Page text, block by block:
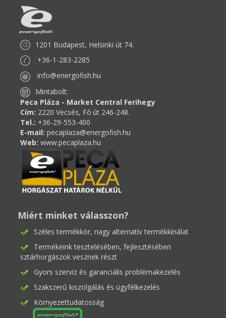
1201 Budapest, Helsinki út 74.
+36-1-283-2285
info@energofish.hu
Mintabolt:
Peca Pláza - Market Central Ferihegy
Cím: 2220 Vecsés, Fő út 246-248.
Tel.: +36-29-553-400
E-mail: pecaplaza@energofish.hu
Web: www.pecaplaza.hu
Miért minket válasszon?
Széles termékkör, nagy alternatív termékkínálat
Termékeink tesztelésében, fejlesztésében
sztárhorgászok vesznek részt
Gyors szerviz és garanciális problémakezelés
Szakszerű kiszolgálás és ügyfélkezelés
Környezettudatosság